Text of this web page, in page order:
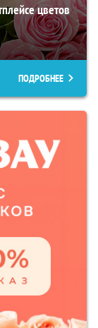
цветов
ПОДРОБНЕЕ